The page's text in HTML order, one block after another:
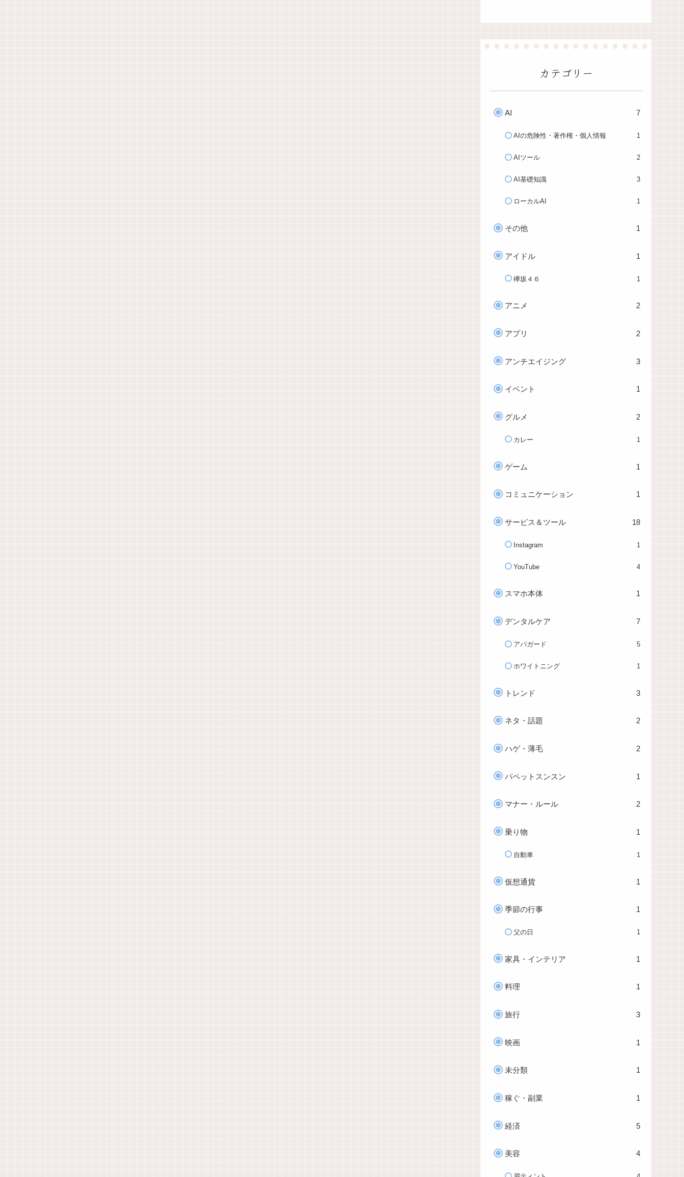
カテゴリー
AI 7
AIの危険性・著作権・個人情報 1
AIツール 2
AI基礎知識 3
ローカルAI 1
その他 1
アイドル 1
欅坂４６ 1
アニメ 2
アプリ 2
アンチエイジング 3
イベント 1
グルメ 2
カレー 1
ゲーム 1
コミュニケーション 1
サービス＆ツール 18
Instagram 1
YouTube 4
スマホ本体 1
デンタルケア 7
アパガード 5
ホワイトニング 1
トレンド 3
ネタ・話題 2
ハゲ・薄毛 2
パペットスンスン 1
マナー・ルール 2
乗り物 1
自動車 1
仮想通貨 1
季節の行事 1
父の日 1
家具・インテリア 1
料理 1
旅行 3
映画 1
未分類 1
稼ぐ・副業 1
経済 5
美容 4